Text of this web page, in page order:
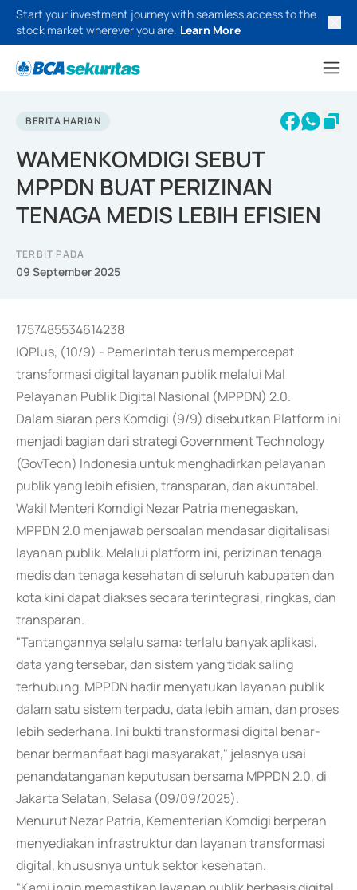
Start your investment journey with seamless access to the
stock market wherever you are. Learn More
BERITA HARIAN
WAMENKOMDIGI SEBUT
MPPDN BUAT PERIZINAN
TENAGA MEDIS LEBIH EFISIEN
TERBIT PADA
09 September 2025
1757485534614238
IQPlus, (10/9) - Pemerintah terus mempercepat
transformasi digital layanan publik melalui Mal
Pelayanan Publik Digital Nasional (MPPDN) 2.0.
Dalam siaran pers Komdigi (9/9) disebutkan Platform ini
menjadi bagian dari strategi Government Technology
(GovTech) Indonesia untuk menghadirkan pelayanan
publik yang lebih efisien, transparan, dan akuntabel.
Wakil Menteri Komdigi Nezar Patria menegaskan,
MPPDN 2.0 menjawab persoalan mendasar digitalisasi
layanan publik. Melalui platform ini, perizinan tenaga
medis dan tenaga kesehatan di seluruh kabupaten dan
kota kini dapat diakses secara terintegrasi, ringkas, dan
transparan.
"Tantangannya selalu sama: terlalu banyak aplikasi,
data yang tersebar, dan sistem yang tidak saling
terhubung. MPPDN hadir menyatukan layanan publik
dalam satu sistem terpadu, data lebih aman, dan proses
lebih sederhana. Ini bukti transformasi digital benar-
benar bermanfaat bagi masyarakat," jelasnya usai
penandatanganan keputusan bersama MPPDN 2.0, di
Jakarta Selatan, Selasa (09/09/2025).
Menurut Nezar Patria, Kementerian Komdigi berperan
menyediakan infrastruktur dan layanan transformasi
digital, khususnya untuk sektor kesehatan.